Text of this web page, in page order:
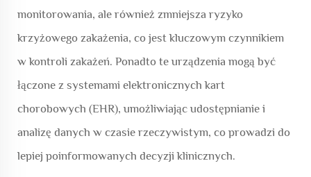
monitorowania, ale również zmniejsza ryzyko
krzyżowego zakażenia, co jest kluczowym czynnikiem
w kontroli zakażeń. Ponadto te urządzenia mogą być
łączone z systemami elektronicznych kart
chorobowych (EHR), umożliwiając udostępnianie i
analizę danych w czasie rzeczywistym, co prowadzi do
lepiej poinformowanych decyzji klinicznych.